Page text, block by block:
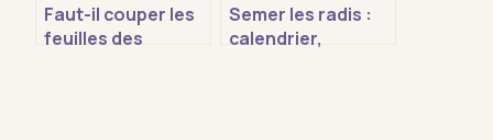
Faut-il couper les
feuilles des
Semer les radis :
calendrier,